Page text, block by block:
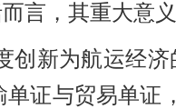
言，其重大意
创新为航运经
证与贸易单证